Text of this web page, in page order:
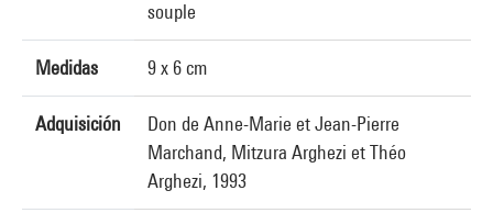
souple
Medidas 9 x 6 cm
Adquisición
Don de Anne-Marie et Jean-Pierre
Marchand, Mitzura Arghezi et Théo
Arghezi, 1993